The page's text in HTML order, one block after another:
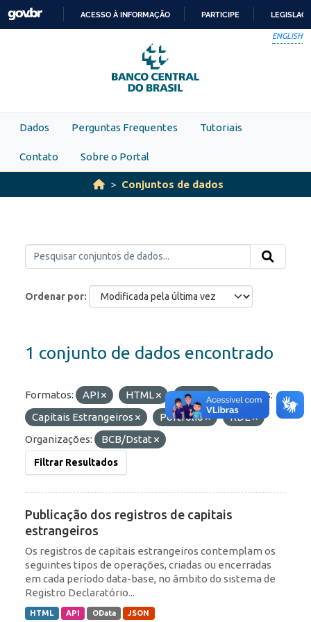
Skip to main content
PARA
O
CONTEÚDO
ACESSO À INFORMAÇÃO PARTICIPE
ENGLISH
Dados Perguntas Frequentes Tutoriais
Contato Sobre o Portal
Conjuntos de dados
Ordenar por
1 conjunto de dados encontrado
Formatos: API HTML JSON
Etiquetas:
Capitais Estrangeiros
Portfólio
RDE
Organizações:
BCB/Dstat
Filtrar Resultados
Publicação dos registros de capitais
estrangeiros
Os registros de capitais estrangeiros contemplam os
seguintes tipos de operações, criadas ou encerradas
em cada período data-base, no âmbito do sistema de
Registro Declaratório...
HTML API OData JSON